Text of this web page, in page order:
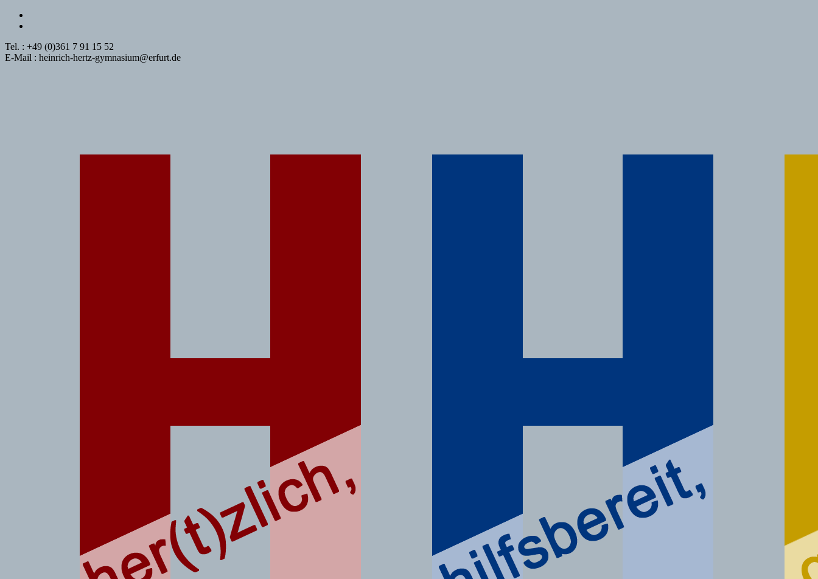
Tel. : +49 (0)361 7 91 15 52
E-Mail : heinrich-hertz-gymnasium@erfurt.de